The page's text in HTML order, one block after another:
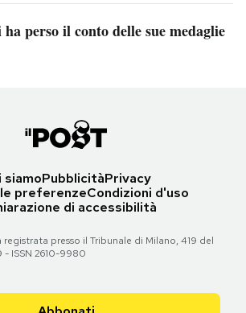
perso il conto delle sue medaglie
siamoPubblicitàPrivacy
preferenzeCondizioni d'uso
di accessibilità
registrata presso il Tribunale di Milano, 419 del
ISSN 2610-9980